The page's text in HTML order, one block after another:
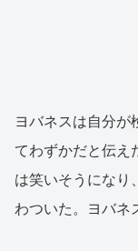
ヨバネスは自分が
てわずかだと伝え
は笑いそうになり
わついた。ヨバネ